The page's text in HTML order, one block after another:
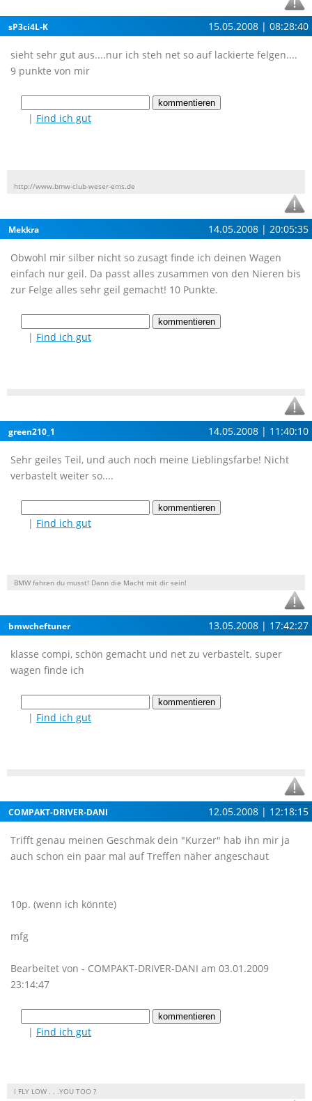
sP3ci4L-K 15.05.2008 | 08:28:40
sieht sehr gut aus....nur ich steh net so auf lackierte felgen....
9 punkte von mir
| Find ich gut
http://www.bmw-club-weser-ems.de
Mekkra 14.05.2008 | 20:05:35
Obwohl mir silber nicht so zusagt finde ich deinen Wagen
einfach nur geil. Da passt alles zusammen von den Nieren bis
zur Felge alles sehr geil gemacht! 10 Punkte.
| Find ich gut
green210_1 14.05.2008 | 11:40:10
Sehr geiles Teil, und auch noch meine Lieblingsfarbe! Nicht
verbastelt weiter so....
| Find ich gut
BMW fahren du musst! Dann die Macht mit dir sein!
bmwcheftuner 13.05.2008 | 17:42:27
klasse compi, schön gemacht und net zu verbastelt. super
wagen finde ich
| Find ich gut
COMPAKT-DRIVER-DANI 12.05.2008 | 12:18:15
Trifft genau meinen Geschmak dein "Kurzer" hab ihn mir ja
auch schon ein paar mal auf Treffen näher angeschaut
10p. (wenn ich könnte)
mfg
Bearbeitet von - COMPAKT-DRIVER-DANI am 03.01.2009
23:14:47
| Find ich gut
I FLY LOW . . .YOU TOO ?